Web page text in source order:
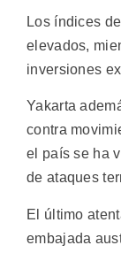
Los índices
elevados,
inversiones
Yakarta
contra
el país se ha
de ataques
El último
embajada